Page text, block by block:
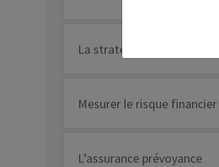
La stratégie patrimoniale
Mesurer le risque
L’assurance prévoyance